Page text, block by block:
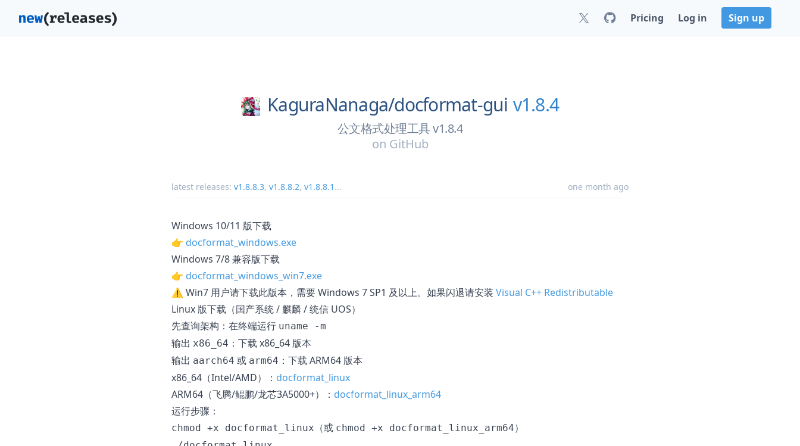
Pricing Log in Sign up
KaguraNanaga/docformat-gui v1.8.4
公文格式处理工具 v1.8.4
on GitHub
latest releases: v1.8.8.3, v1.8.8.2, v1.8.8.1 ... one month ago
Windows 10/11 版下载
👉 docformat_windows.exe
Windows 7/8 兼容版下载
👉 docformat_windows_win7.exe
⚠️ Win7 用户请下载此版本，需要 Windows 7 SP1 及以上。如果闪退请安装 Visual C++ Redistributable
Linux 版下载（国产系统 / 麒麟 / 统信 UOS）
先查询架构：在终端运行 uname -m
输出 x86_64 ：下载 x86_64 版本
输出 aarch64 或 arm64 ：下载 ARM64 版本
x86_64（Intel/AMD）： docformat_linux
ARM64（飞腾/鲲鹏/龙芯3A5000+）： docformat_linux_arm64
运行步骤：
chmod +x docformat_linux （或 chmod +x docformat_linux_arm64）